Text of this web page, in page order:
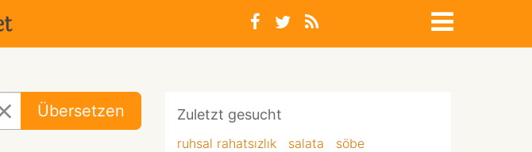
Übersetzen Zuletzt gesucht
ruhsal rahatsızlık salata
söbe